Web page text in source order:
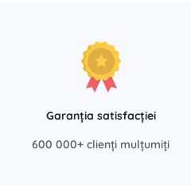
Garanția satisfacției
600 000+ clienți mulțumiți